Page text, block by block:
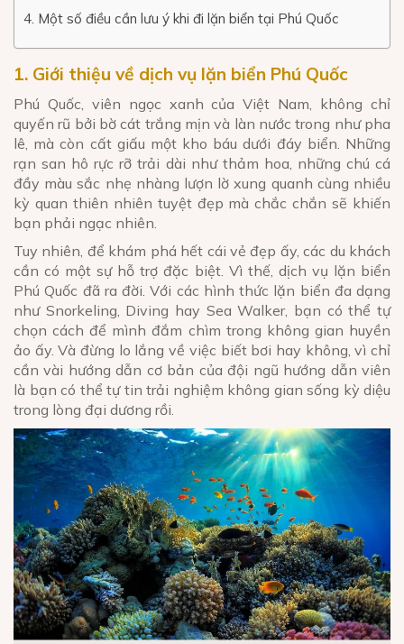
4. Một số điều cần lưu ý khi đi lặn biển tại Phú Quốc
1. Giới thiệu về dịch vụ lặn biển Phú Quốc
Phú Quốc, viên ngọc xanh của Việt Nam, không chỉ
quyến rũ bởi bờ cát trắng mịn và làn nước trong như pha
lê, mà còn cất giấu một kho báu dưới đáy biển. Những
rạn san hô rực rỡ trải dài như thảm hoa, những chú cá
đầy màu sắc nhẹ nhàng lượn lờ xung quanh cùng nhiều
kỳ quan thiên nhiên tuyệt đẹp mà chắc chắn sẽ khiến
bạn phải ngạc nhiên.
Tuy nhiên, để khám phá hết cái vẻ đẹp ấy, các du khách
cần có một sự hỗ trợ đặc biệt. Vì thế, dịch vụ lặn biển
Phú Quốc đã ra đời. Với các hình thức lặn biển đa dạng
như Snorkeling, Diving hay Sea Walker, bạn có thể tự
chọn cách để mình đắm chìm trong không gian huyền
ảo ấy. Và đừng lo lắng về việc biết bơi hay không, vì chỉ
cần vài hướng dẫn cơ bản của đội ngũ hướng dẫn viên
là bạn có thể tự tin trải nghiệm không gian sống kỳ diệu
trong lòng đại dương rồi.